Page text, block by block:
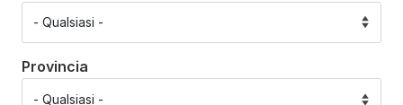
Provincia